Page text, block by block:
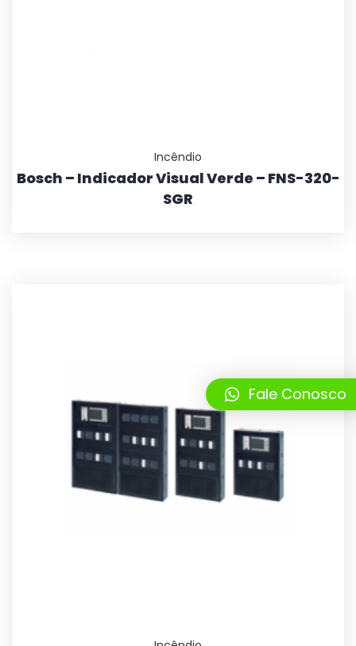
Incêndio
Bosch – Indicador Visual Verde – FNS-320-
SGR
Fale Conosco